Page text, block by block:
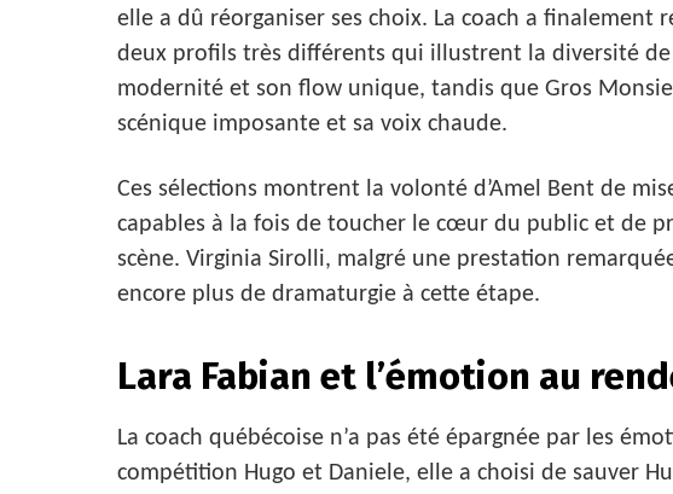
elle a dû réorganiser ses choix. La coach a finalement
deux profils très différents qui illustrent la diversité de
modernité et son flow unique, tandis que Gros
scénique imposante et sa voix chaude.
Ces sélections montrent la volonté d’Amel Bent de
capables à la fois de toucher le cœur du public et de
scène. Virginia Sirolli, malgré une prestation
encore plus de dramaturgie à cette étape.
Lara Fabian et l’émotion au
La coach québécoise n’a pas été épargnée par les
compétition Hugo et Daniele, elle a choisi de sauver